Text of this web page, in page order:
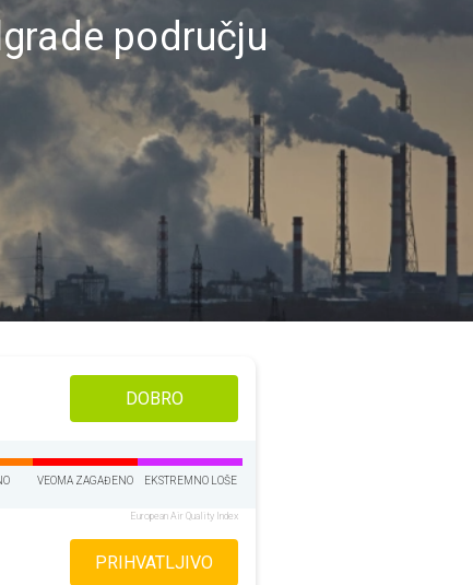
području
DOBRO
VEOMA ZAGAĐENO EKSTREMNO LOŠE
European Air Quality Index
PRIHVATLJIVO